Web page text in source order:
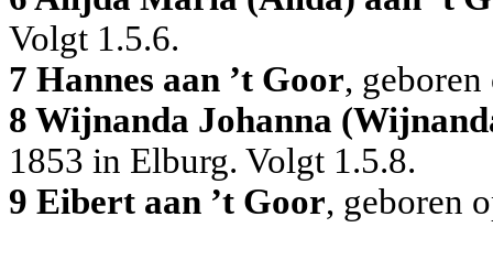
Volgt 1.5.6.
7 Hannes aan ’t Goor,
8 Wijnanda Johanna
1853 in Elburg. Volgt 1.5.8.
9 Eibert aan ’t Goor, geboren